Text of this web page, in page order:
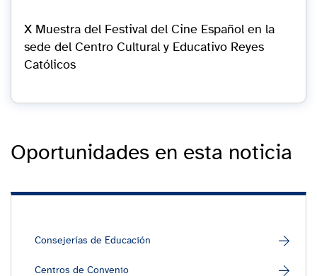
X Muestra del Festival del Cine Español en la
sede del Centro Cultural y Educativo Reyes
Católicos
Oportunidades en esta noticia
Consejerías de Educación
Centros de Convenio